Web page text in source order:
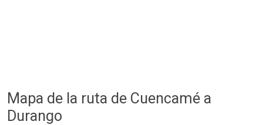
Mapa de la ruta de Cuencamé a
Durango